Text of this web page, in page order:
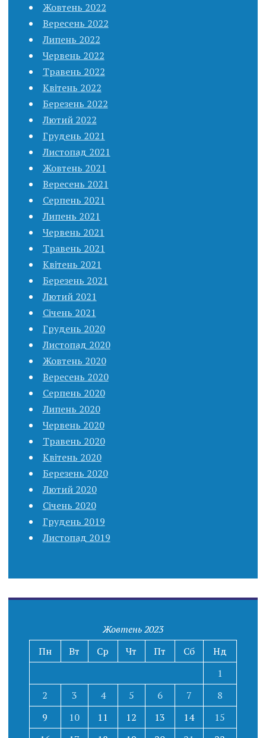
Жовтень 2022
Вересень 2022
Липень 2022
Червень 2022
Травень 2022
Квітень 2022
Березень 2022
Лютий 2022
Грудень 2021
Листопад 2021
Жовтень 2021
Вересень 2021
Серпень 2021
Липень 2021
Червень 2021
Травень 2021
Квітень 2021
Березень 2021
Лютий 2021
Січень 2021
Грудень 2020
Листопад 2020
Жовтень 2020
Вересень 2020
Серпень 2020
Липень 2020
Червень 2020
Травень 2020
Квітень 2020
Березень 2020
Лютий 2020
Січень 2020
Грудень 2019
Листопад 2019
Жовтень 2023
Пн
Вт Ср Чт Пт Сб
Нд
1
2
3 4 5 6 7
8
9
10 11 12 13 14
15